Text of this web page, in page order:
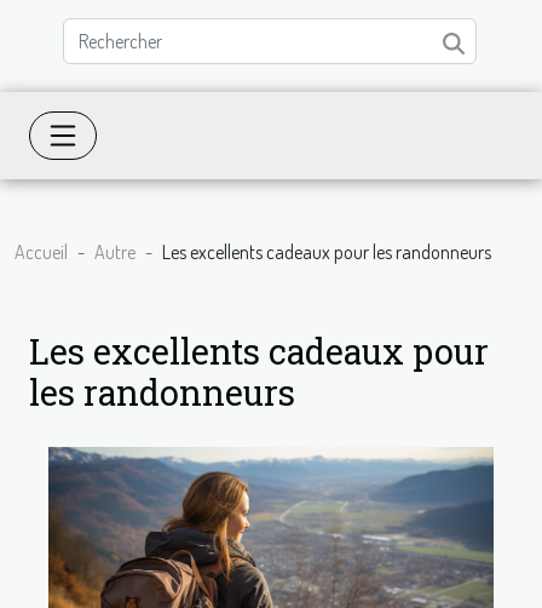
Accueil Autre Les excellents cadeaux pour les randonneurs
Les excellents cadeaux pour
les randonneurs